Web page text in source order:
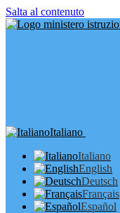
Salta al contenuto
Italiano
Italiano
English
Deutsch
Français
Español